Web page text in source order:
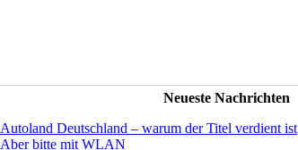
Neueste Nachrichten
Autoland Deutschland – warum der Titel verdient ist
Aber bitte mit WLAN